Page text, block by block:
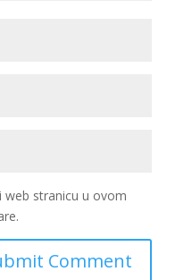
web stranicu u ovom